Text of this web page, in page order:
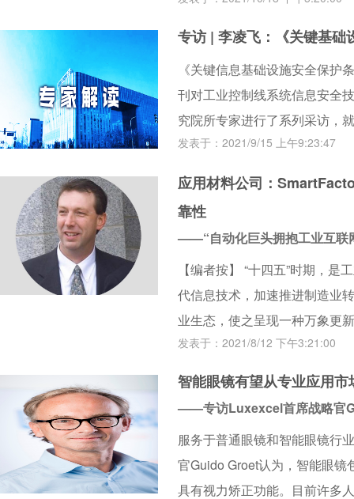
采访到江波龙电子工业存储事
家中国存储产业支柱企业的工
专访 | 李凌飞：《关键基础
《关键信息基础设施安全保护
刊对工业控制线系统信息安全
究院所专家进行了系列采访，
发表于：2021/9/15 上午9:23:47
应用材料公司：
靠性
——“自动化巨头拥抱工业互联
【编者按】 “十四五”时期，
代信息技术，加速推进制造业
业生态，使之呈现一种万象更
“自动化巨头拥抱工业互联网时
ABB、艾默生、施耐德电气、
的转型问题邀请嘉宾发表观点
发表于：2021/8/12 下午3:21:00
智能眼镜有望从专业应用
——专访Luxexcel首席战略官
服务于普通眼镜和智能眼镜行
官Guido Groet认为，智能眼
具有视力矫正功能。目前许多